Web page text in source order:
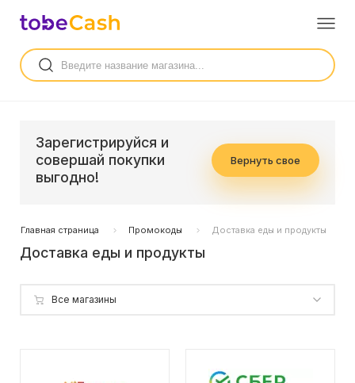
Зарегистрируйся и
совершай покупки
выгодно!
Вернуть свое
Главная страница Промокоды Доставка еды и продукты
Доставка еды и продукты
Все магазины